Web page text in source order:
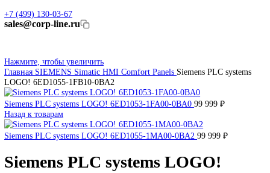
DUNGS
SMW AUTOBLOK
Сервопривод Siemens SQM
Сервопривод Siemens SKP
Газовый электромагнитный клапан Siemens
DEUBLIN
Главная
О Комании
Оплата
Контакты